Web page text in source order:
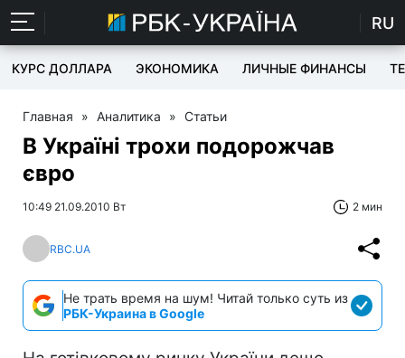
RU
КУРС ДОЛЛАРА ЭКОНОМИКА ЛИЧНЫЕ ФИНАНСЫ
Главная » Аналитика » Статьи
В Україні трохи подорожчав
євро
10:49 21.09.2010 Вт 2 мин
RBC.UA
Не трать время на шум! Читай только суть из
РБК-Украина в Google